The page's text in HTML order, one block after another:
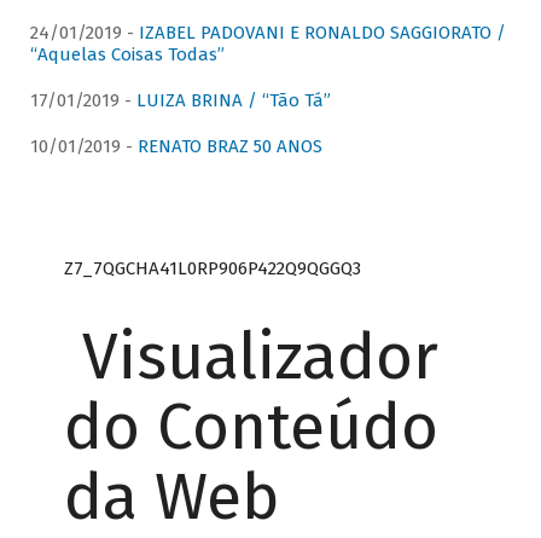
24/01/2019 - IZABEL PADOVANI E RONALDO SAGGIORATO /
“Aquelas Coisas Todas”
17/01/2019 - LUIZA BRINA / “Tão Tá”
10/01/2019 - RENATO BRAZ 50 ANOS
Z7_7QGCHA41L0RP906P422Q9QGGQ3
Visualizador
do Conteúdo
da Web